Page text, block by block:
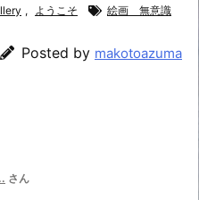
, ようこそ 絵画 無意識
Posted by makotoazuma
さん